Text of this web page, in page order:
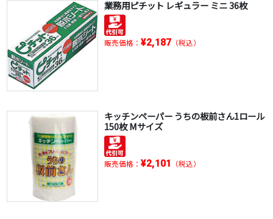
業務用ピチット レギュラー ミニ 36枚
販売価格： ¥2,187（税込）
キッチンペーパー うちの板前さん1ロール
150枚 Mサイズ
販売価格： ¥2,101 （税込）